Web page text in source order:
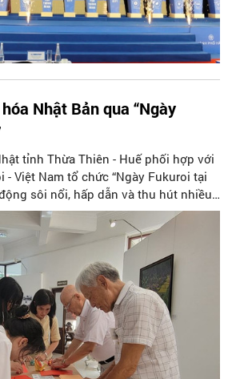
Nhật Bản qua “Ngày
tỉnh Thừa Thiên - Huế phối hợp với
Việt Nam tổ chức “Ngày Fukuroi tại
sôi nổi, hấp dẫn và thu hút nhiều